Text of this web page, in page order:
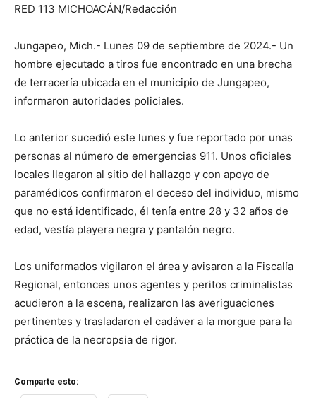
RED 113 MICHOACÁN/Redacción
Jungapeo, Mich.- Lunes 09 de septiembre de 2024.- Un
hombre ejecutado a tiros fue encontrado en una brecha
de terracería ubicada en el municipio de Jungapeo,
informaron autoridades policiales.
Lo anterior sucedió este lunes y fue reportado por unas
personas al número de emergencias 911. Unos oficiales
locales llegaron al sitio del hallazgo y con apoyo de
paramédicos confirmaron el deceso del individuo, mismo
que no está identificado, él tenía entre 28 y 32 años de
edad, vestía playera negra y pantalón negro.
Los uniformados vigilaron el área y avisaron a la Fiscalía
Regional, entonces unos agentes y peritos criminalistas
acudieron a la escena, realizaron las averiguaciones
pertinentes y trasladaron el cadáver a la morgue para la
práctica de la necropsia de rigor.
Comparte esto: